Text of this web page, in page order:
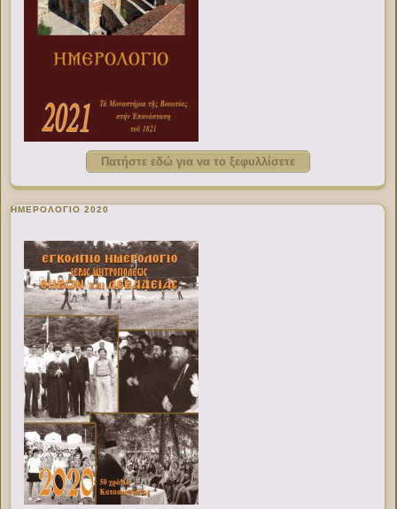
Πατήστε εδώ για να το ξεφυλλίσετε
ΗΜΕΡΟΛΟΓΙΟ 2020